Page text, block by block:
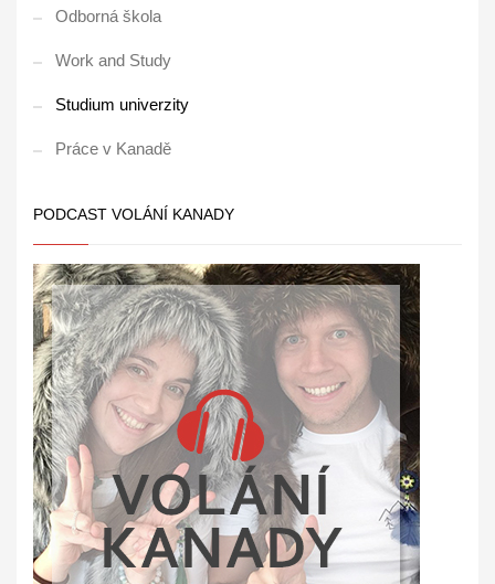
Odborná škola
Work and Study
Studium univerzity
Práce v Kanadě
PODCAST VOLÁNÍ KANADY